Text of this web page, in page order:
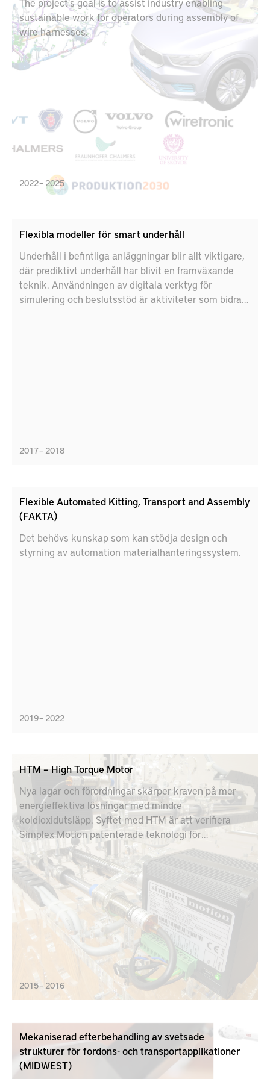
sustainable work for operators during assembly of
wire harnesses.
2022 – 2025
Flexibla modeller för smart underhåll
Underhåll i befintliga anläggningar blir allt viktigare,
där prediktivt underhåll har blivit en framväxande
teknik. Användningen av digitala verktyg för
simulering och beslutsstöd är aktiviteter som bidrar
2017 – 2018
Flexible Automated Kitting, Transport and Assembly
(FAKTA)
Det behövs kunskap som kan stödja design och
styrning av automation materialhanteringssystem.
2019 – 2022
HTM – High Torque Motor
Nya lagar och förordningar skärper kraven på mer
energieffektiva lösningar med mindre
koldioxidutsläpp. Syftet med HTM är att verifiera
Simplex Motion patenterade teknologi för
motorstyrning med den senaste teknikens
elektriska motorer med hög momenttäthet.
2015 – 2016
Mekaniserad efterbehandling av svetsade
strukturer för fordons- och transportapplikationer
(MIDWEST)